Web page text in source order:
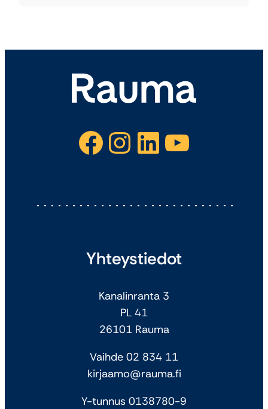
Facebook Instagram LinkedIn YouTube
Yhteystiedot
Kanalinranta 3
PL 41
26101 Rauma
Vaihde 02 834 11
kirjaamo@rauma.fi
Y-tunnus 0138780-9